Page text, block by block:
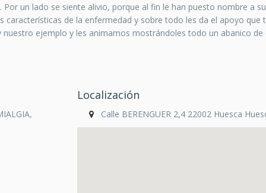
un lado se siente alivio, porque al fin le han puesto nombre a
de la enfermedad y sobre todo les da el apoyo que
ejemplo y les animamos mostrándoles todo un abanico de
Localización
Calle BERENGUER 2,4 22002 Huesca